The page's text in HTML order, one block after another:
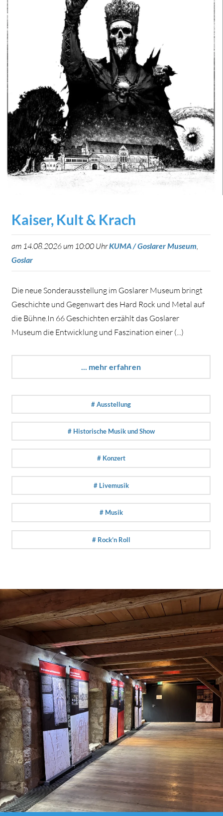
Kaiser, Kult & Krach
am 14.08.2026 um 10:00 UhrKUMA / Goslarer Museum
Goslar
Die neue Sonderausstellung im Goslarer Museum bringt
Geschichte und Gegenwart des Hard Rock und Metal auf
die Bühne.In 66 Geschichten erzählt das Goslarer
Museum die Entwicklung und Faszination einer (...)
... mehr erfahren
# Ausstellung
# Historische Musik und Show
# Konzert
# Livemusik
# Musik
# Rock’n Roll